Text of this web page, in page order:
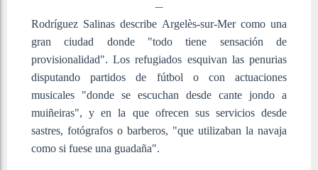
Rodríguez Salinas describe Argelès-sur-Mer como una
gran ciudad donde "todo tiene sensación de
provisionalidad". Los refugiados esquivan las penurias
disputando partidos de fútbol o con actuaciones
musicales "donde se escuchan desde cante jondo a
muiñeiras", y en la que ofrecen sus servicios desde
sastres, fotógrafos o barberos, "que utilizaban la navaja
como si fuese una guadaña".